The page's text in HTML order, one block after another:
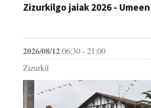
Zizurkilgo jaiak 2026 -
2026/08/1206:30 - 21:00
Zizurkil